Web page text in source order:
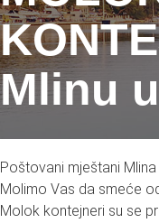
Mlinu
Poštovani mještani Mlina
Molimo Vas da smeće
Molok kontejneri su se